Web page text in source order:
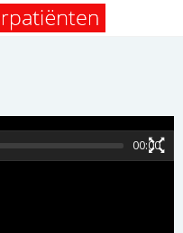
00:00